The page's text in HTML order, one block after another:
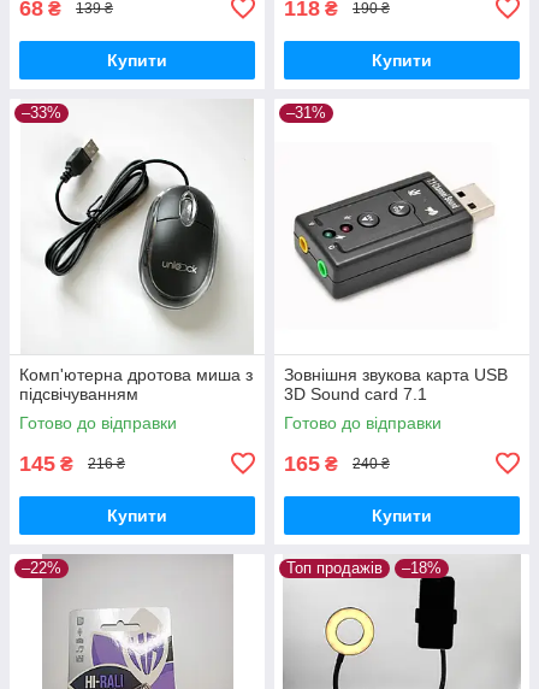
68 ₴ 139 ₴
Купити
118 ₴ 190 ₴
Купити
–33%
Комп'ютерна дротова миша з
підсвічуванням
Готово до відправки
145 ₴ 216 ₴
Купити
–31%
Зовнішня звукова карта USB
3D Sound card 7.1
Готово до відправки
165 ₴ 240 ₴
Купити
–22% Топ продажів –18%